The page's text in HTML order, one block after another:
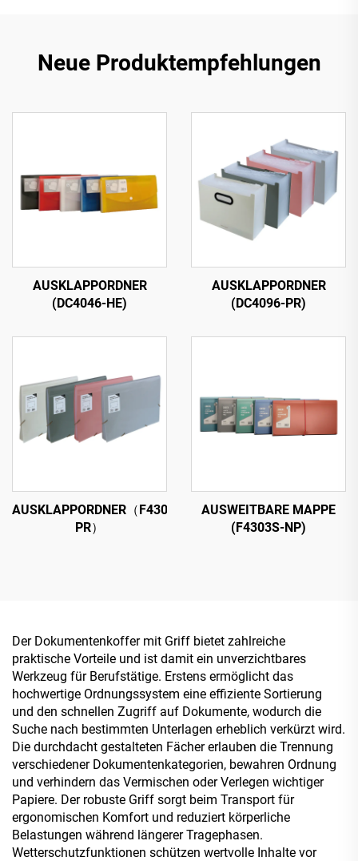
Neue Produktempfehlungen
AUSKLAPPORDNER
(DC4046-HE)
AUSKLAPPORDNER
(DC4096-PR)
AUSKLAPPORDNER（F4302-
PR）
AUSWEITBARE MAPPE
(F4303S-NP)
Der Dokumentenkoffer mit Griff bietet zahlreiche
praktische Vorteile und ist damit ein unverzichtbares
Werkzeug für Berufstätige. Erstens ermöglicht das
hochwertige Ordnungssystem eine effiziente Sortierung
und den schnellen Zugriff auf Dokumente, wodurch die
Suche nach bestimmten Unterlagen erheblich verkürzt wird.
Die durchdacht gestalteten Fächer erlauben die Trennung
verschiedener Dokumentenkategorien, bewahren Ordnung
und verhindern das Vermischen oder Verlegen wichtiger
Papiere. Der robuste Griff sorgt beim Transport für
ergonomischen Komfort und reduziert körperliche
Belastungen während längerer Tragephasen.
Wetterschutzfunktionen schützen wertvolle Inhalte vor